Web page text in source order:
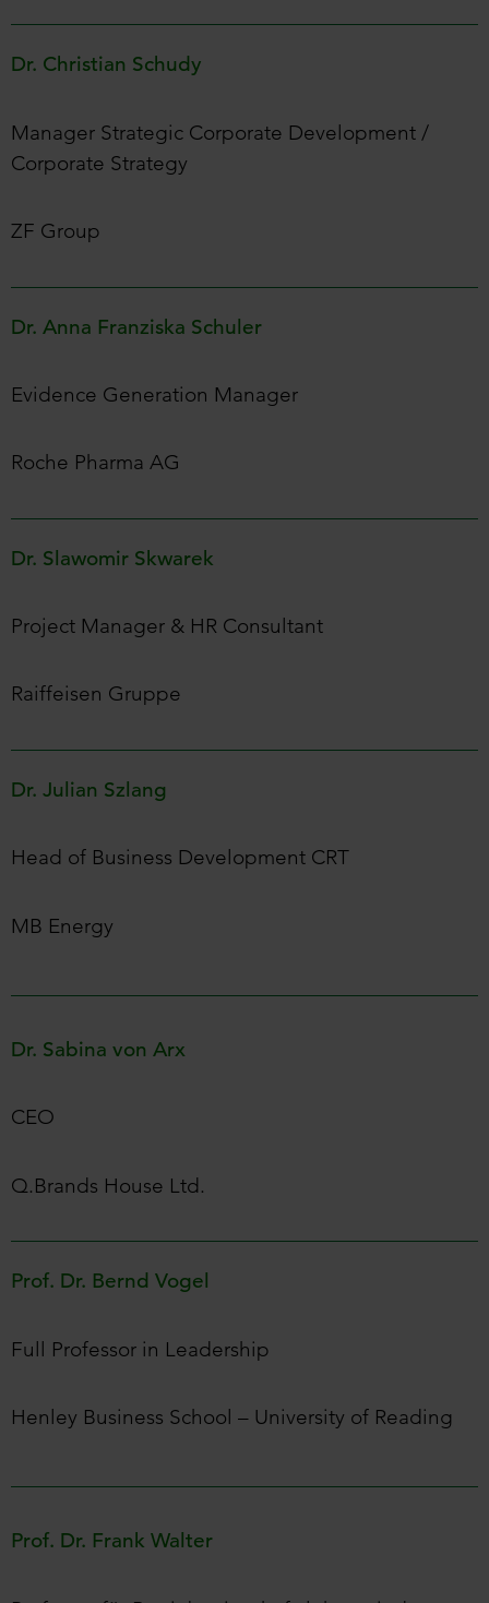
Dr. Christian Schudy
Manager Strategic Corporate Development /
Corporate Strategy
ZF Group
Dr. Anna Franziska Schuler
Evidence Generation Manager
Roche Pharma AG
Dr. Slawomir Skwarek
Project Manager & HR Consultant
Raiffeisen Gruppe
Dr. Julian Szlang
Head of Business Development CRT
MB Energy
Dr. Sabina von Arx
CEO
Q.Brands House Ltd.
Prof. Dr. Bernd Vogel
Full Professor in Leadership
Henley Business School – University of Reading
Prof. Dr. Frank Walter